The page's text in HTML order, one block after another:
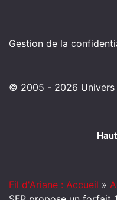
Gestion de la
© 2005 - 2026 Univers
Fil d'Ariane : Accueil »